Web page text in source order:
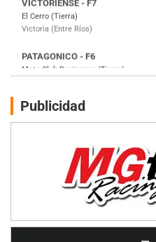
Moto Club Reginense (Tierra)
Gral. E. Godoy (Río Negro)
Juventud Unida (Tierra)
Humboldt (Santa Fe)
Ciudad de Avellaneda (Asfalto)
Avellaneda (Santa Fe)
SUR SANTAFESINO - F4
José Samuel Sánchez (Tierra)
Rufino (Santa Fe)
TUCUMANO - F5
El Timbó (Tucumán)
Publicidad